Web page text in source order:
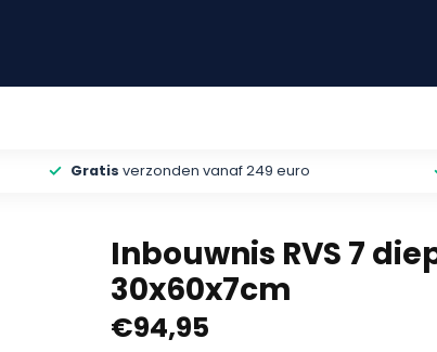
Gratis verzonden vanaf 249 euro
Inbouwnis RVS 7
30x60x7cm
€94,95